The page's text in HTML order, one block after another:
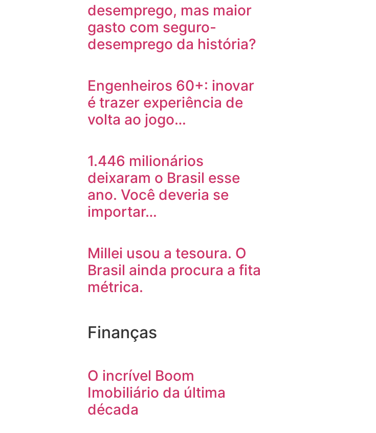
desemprego, mas maior
gasto com seguro-
desemprego da história?
Engenheiros 60+: inovar
é trazer experiência de
volta ao jogo…
1.446 milionários
deixaram o Brasil esse
ano. Você deveria se
importar…
Millei usou a tesoura. O
Brasil ainda procura a fita
métrica.
Finanças
O incrível Boom
Imobiliário da última
década